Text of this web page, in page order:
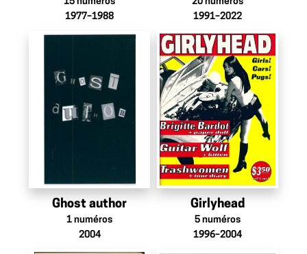
1977–1988
1991–2022
Ghost author
1 numéros
2004
Girlyhead
5 numéros
1996–2004